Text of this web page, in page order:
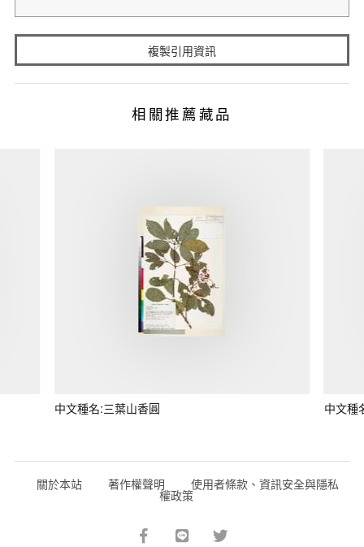
複製引用資訊
相關推薦藏品
中文種名:三葉山香圓 中文種
關於本站 著作權聲明 使用者條款、資訊安全與隱私
權政策